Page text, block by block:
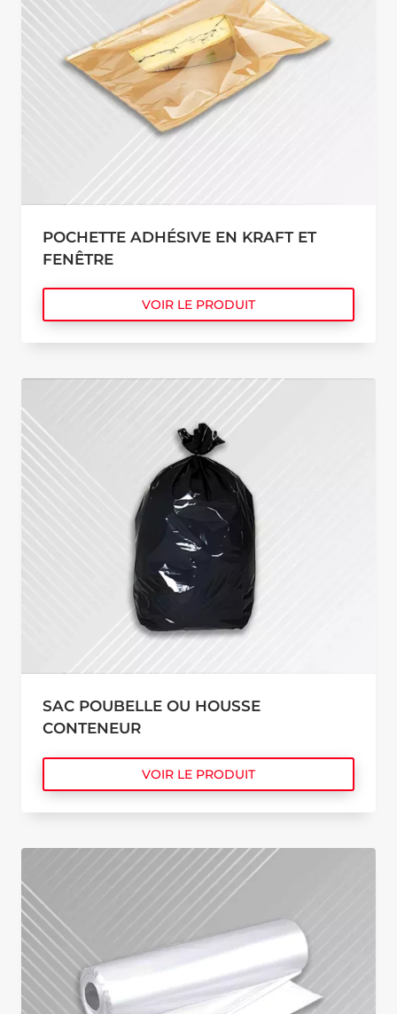
POCHETTE ADHÉSIVE EN KRAFT ET
FENÊTRE
VOIR LE PRODUIT
SAC POUBELLE OU HOUSSE
CONTENEUR
VOIR LE PRODUIT